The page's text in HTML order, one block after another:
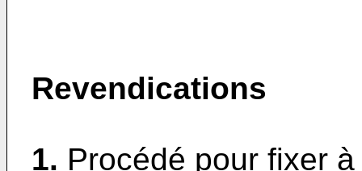
Revendications
1. Procédé pour fixer